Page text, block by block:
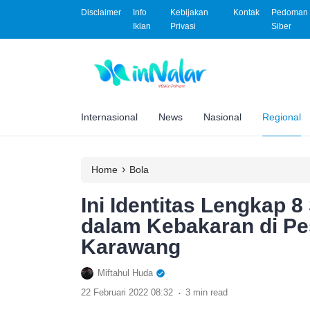
Disclaimer
Info
Iklan
Kebijakan
Privasi
Kontak
Siber
Internasional News Nasional Regional
Home › Bola
Ini Identitas Lengkap
dalam Kebakaran di
Karawang
Miftahul Huda
22 Februari 2022 08:32 . 3 min read